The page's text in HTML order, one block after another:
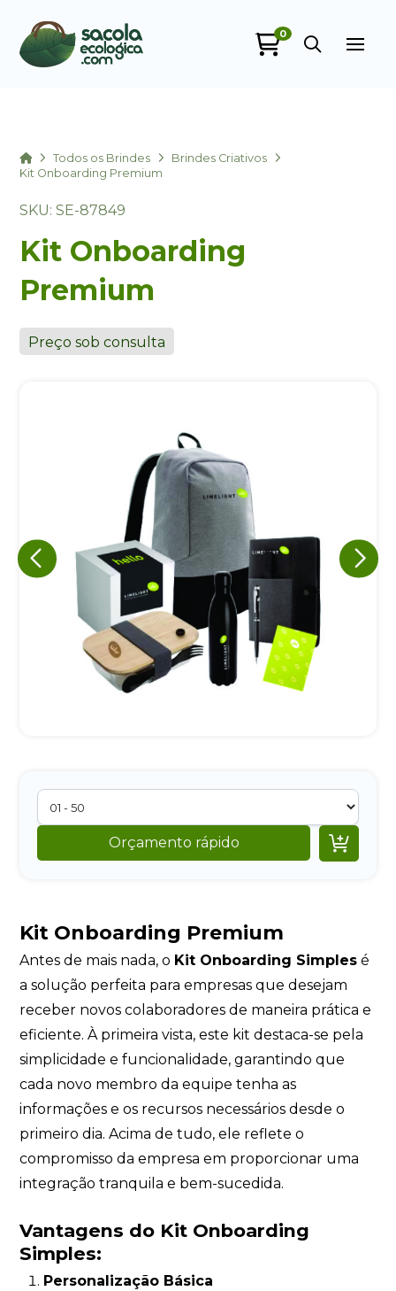
0
HomeTodos os Brindes
Brindes Criativos
Kit Onboarding Premium
SKU: SE-87849
Kit Onboarding
Premium
Preço sob consulta
Orçamento rápido 
Kit Onboarding Premium
Antes de mais nada, o Kit Onboarding Simples é
a solução perfeita para empresas que desejam
receber novos colaboradores de maneira prática e
eficiente. À primeira vista, este kit destaca-se pela
simplicidade e funcionalidade, garantindo que
cada novo membro da equipe tenha as
informações e os recursos necessários desde o
primeiro dia. Acima de tudo, ele reflete o
compromisso da empresa em proporcionar uma
integração tranquila e bem-sucedida.
Vantagens do Kit Onboarding
Simples:
Personalização Básica
Eu concordo em receber comunicações.
A nossa empresa está comprometida a proteger e respeitar
sua privacidade, utilizaremos seus dados apenas para fins
de marketing. Você pode alterar suas preferências a
qualquer momento.
Iniciar conversa